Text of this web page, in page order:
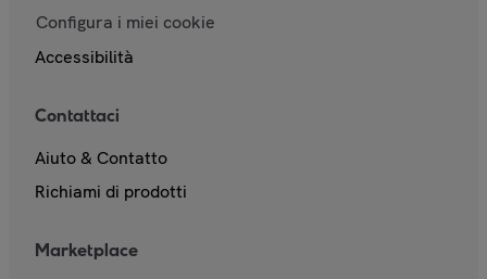
Configura i miei cookie
Accessibilità
Contattaci
Aiuto & Contatto
Richiami di prodotti
Marketplace